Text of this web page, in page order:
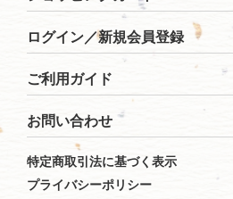
ログイン／新規会員登録
ご利用ガイド
お問い合わせ
特定商取引法に基づく表示
プライバシーポリシー